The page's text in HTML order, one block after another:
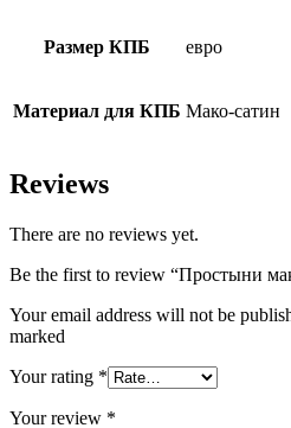
Размер КПБ евро
Материал для КПБ Мако-сатин
Reviews
There are no reviews yet.
Be the first to review “Простыни
Your email address will not be
marked
Your rating *
Your review *